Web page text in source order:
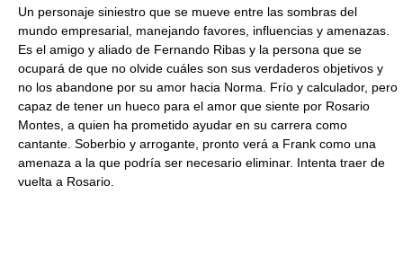
Un personaje siniestro que se mueve entre las sombras del
mundo empresarial, manejando favores, influencias y amenazas.
Es el amigo y aliado de Fernando Ribas y la persona que se
ocupará de que no olvide cuáles son sus verdaderos objetivos y
no los abandone por su amor hacia Norma. Frío y calculador, pero
capaz de tener un hueco para el amor que siente por Rosario
Montes, a quien ha prometido ayudar en su carrera como
cantante. Soberbio y arrogante, pronto verá a Frank como una
amenaza a la que podría ser necesario eliminar. Intenta traer de
vuelta a Rosario.